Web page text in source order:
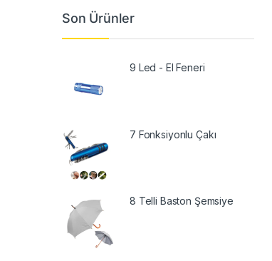
Son Ürünler
9 Led - El Feneri
7 Fonksiyonlu Çakı
8 Telli Baston Şemsiye